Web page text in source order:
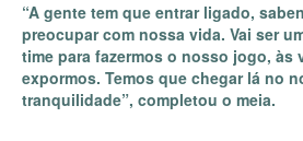
“A gente tem que entrar ligado,
preocupar com nossa vida. Vai ser
time para fazermos o nosso jogo,
expormos. Temos que chegar lá no
tranquilidade”, completou o meia.